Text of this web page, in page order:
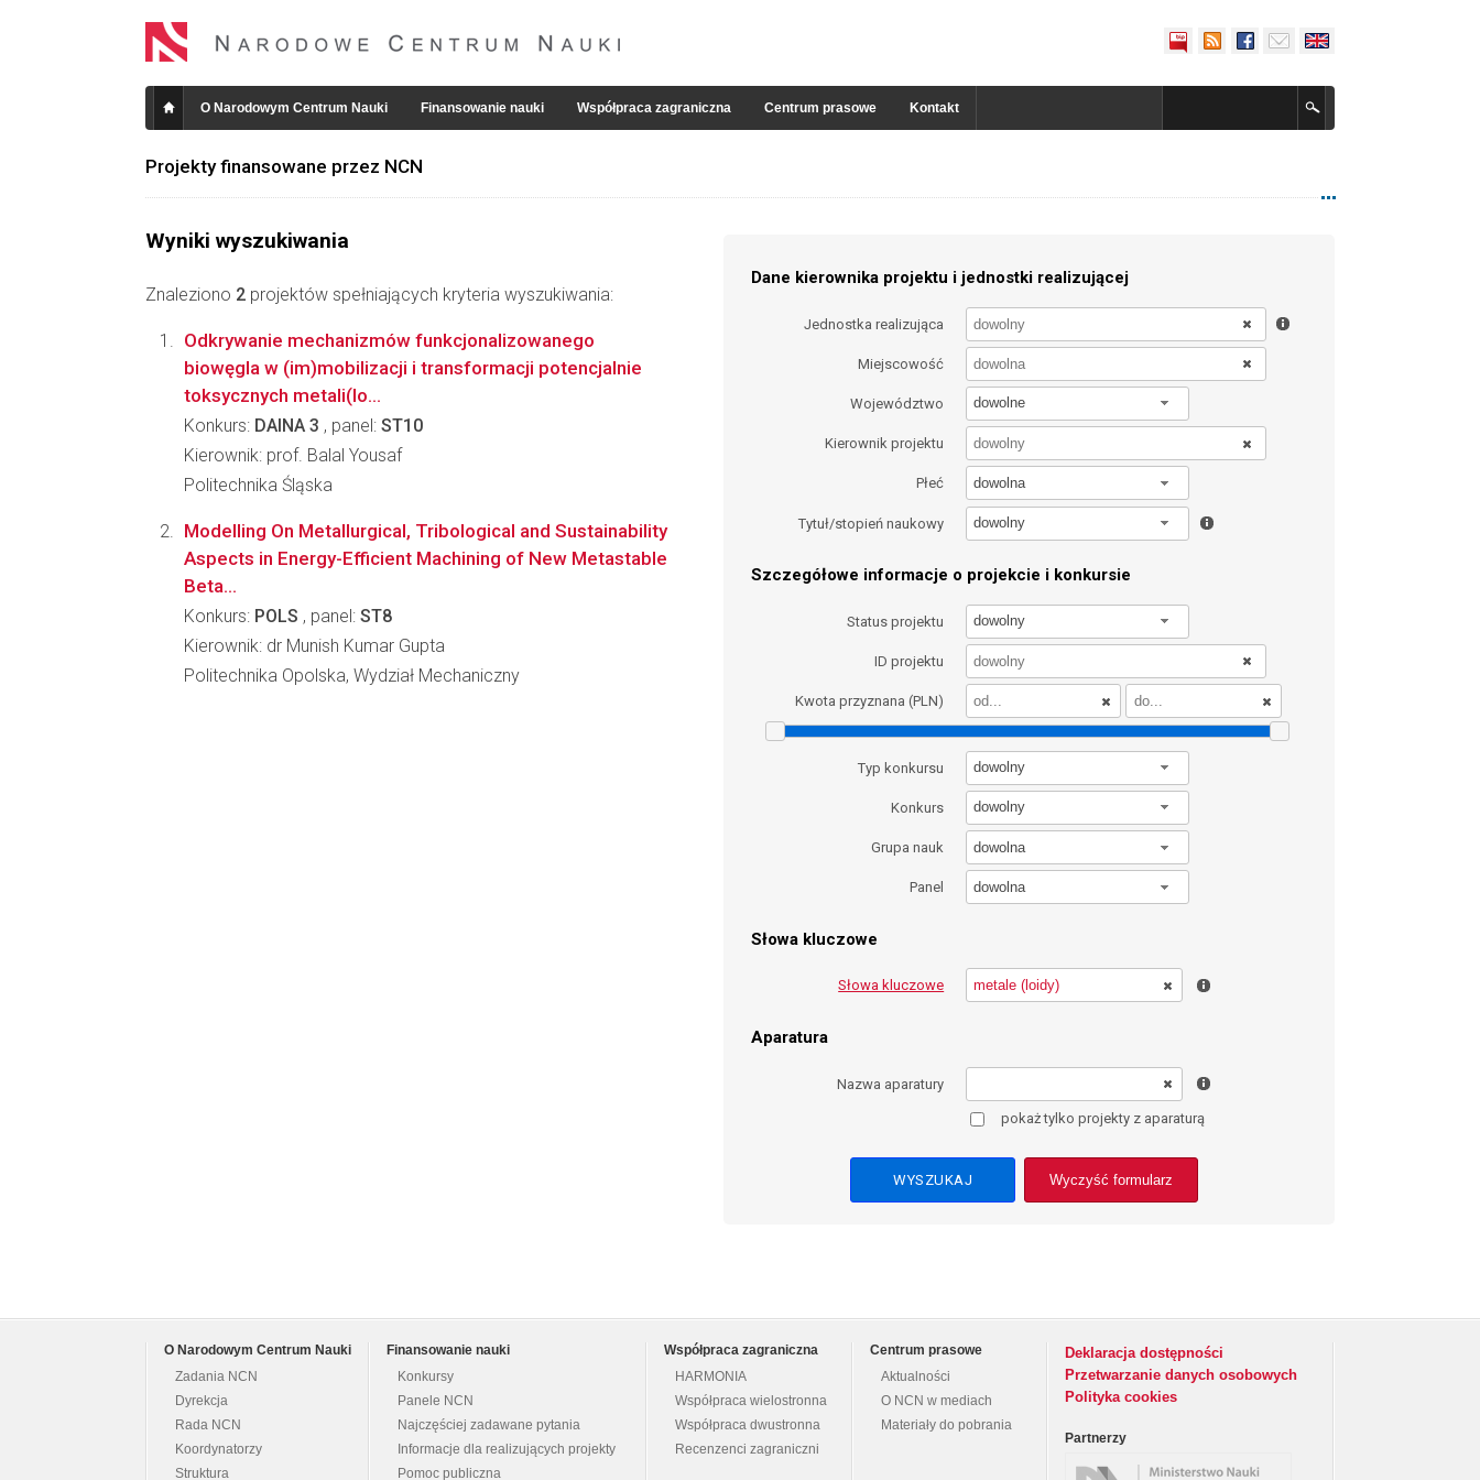
O Narodowym Centrum Nauki Finansowanie nauki Współpraca zagraniczna Centrum prasowe Kontakt
Projekty finansowane przez NCN
Wyniki wyszukiwania
Znaleziono 2 projektów spełniających kryteria wyszukiwania:
Dane kierownika projektu i jednostki realizującej
Jednostka realizująca
Miejscowość
Województwo dowolne
Kierownik projektu
Płeć dowolna
Tytuł/stopień naukowy dowolny
Szczegółowe informacje o projekcie i konkursie
Status projektu dowolny
ID projektu
Kwota przyznana (PLN)
Typ konkursu dowolny
Konkurs dowolny
Grupa nauk dowolna
Panel dowolna
Słowa kluczowe
Słowa kluczowe
Aparatura
Nazwa aparatury
pokaż tylko projekty z aparaturą
Wyczyść formularz
Odkrywanie mechanizmów funkcjonalizowanego
biowęgla w (im)mobilizacji i transformacji potencjalnie
toksycznych metali(lo...
Konkurs: DAINA 3 , panel: ST10
Kierownik: prof. Balal Yousaf
Politechnika Śląska
Modelling On Metallurgical, Tribological and Sustainability
Aspects in Energy-Efficient Machining of New Metastable
Beta...
Konkurs: POLS , panel: ST8
Kierownik: dr Munish Kumar Gupta
Politechnika Opolska, Wydział Mechaniczny
O Narodowym Centrum Nauki
Zadania NCN
Dyrekcja
Rada NCN
Koordynatorzy
Struktura
Finansowanie nauki
Konkursy
Panele NCN
Najczęściej zadawane pytania
Informacje dla realizujących projekty
Pomoc publiczna
Współpraca zagraniczna
HARMONIA
Współpraca wielostronna
Współpraca dwustronna
Recenzenci zagraniczni
Centrum prasowe
Aktualności
O NCN w mediach
Materiały do pobrania
Deklaracja dostępności
Przetwarzanie danych osobowych
Polityka cookies
Partnerzy